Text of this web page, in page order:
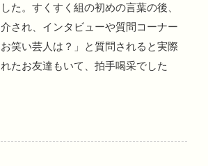
た。すくすく組の初めの言葉の後、
され、インタビューや質問コーナー
笑い芸人は？」と質問されると実際
たお友達もいて、拍手喝采でした